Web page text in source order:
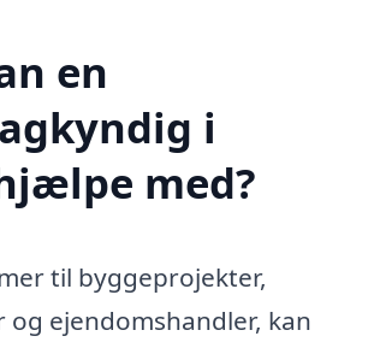
en
i
med?
til byggeprojekter,
ejendomshandler, kan